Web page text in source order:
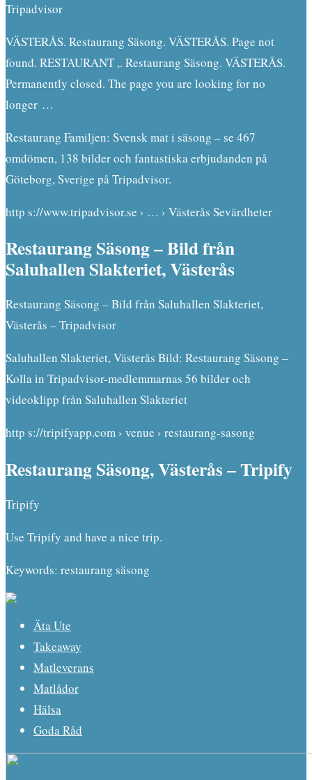
Tripadvisor
VÄSTERÅS. Restaurang Säsong. VÄSTERÅS. Page not
found. RESTAURANT ,. Restaurang Säsong. VÄSTERÅS.
Permanently closed. The page you are looking for no
longer …
Restaurang Familjen: Svensk mat i säsong – se 467
omdömen, 138 bilder och fantastiska erbjudanden på
Göteborg, Sverige på Tripadvisor.
http s://www.tripadvisor.se › … › Västerås Sevärdheter
Restaurang Säsong – Bild från
Saluhallen Slakteriet, Västerås
Restaurang Säsong – Bild från Saluhallen Slakteriet,
Västerås – Tripadvisor
Saluhallen Slakteriet, Västerås Bild: Restaurang Säsong –
Kolla in Tripadvisor-medlemmarnas 56 bilder och
videoklipp från Saluhallen Slakteriet
http s://tripifyapp.com › venue › restaurang-sasong
Restaurang Säsong, Västerås – Tripify
Tripify
Use Tripify and have a nice trip.
Keywords: restaurang säsong
Äta Ute
Takeaway
Matleverans
Matlådor
Hälsa
Goda Råd